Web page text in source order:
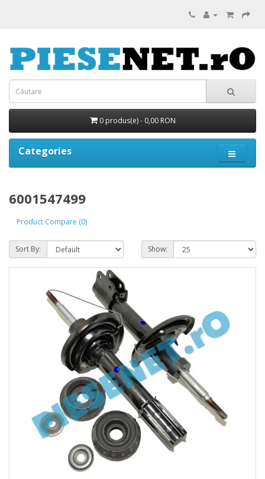
0 produs(e) - 0,00 RON
Categories
6001547499
Product Compare (0)
Sort By: Show: